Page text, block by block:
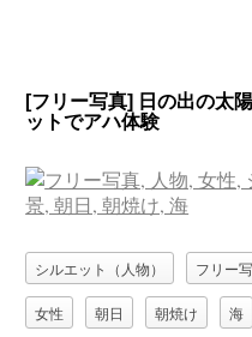
[フリー写真] 日の出の太
ットでアハ体験
シルエット（人物） フリー
女性 朝日 朝焼け 海